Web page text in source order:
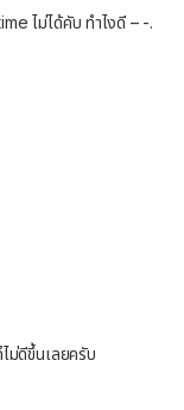
ไม่ได้คับ ทำไงดี – -.
ม่ดีขึ้นเลยครับ